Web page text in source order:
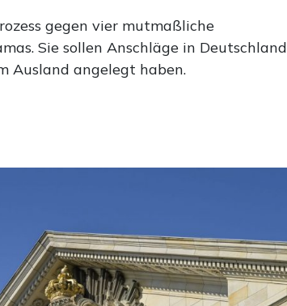
gegen vier mutmaßliche
Sie sollen Anschläge in Deutschland
Ausland angelegt haben.